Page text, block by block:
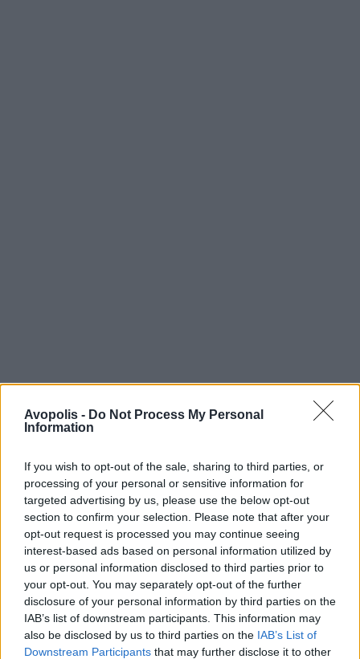
Avopolis - Do Not Process My Personal
Information
If you wish to opt-out of the sale, sharing to third parties, or
processing of your personal or sensitive information for
targeted advertising by us, please use the below opt-out
section to confirm your selection. Please note that after your
opt-out request is processed you may continue seeing
interest-based ads based on personal information utilized by
us or personal information disclosed to third parties prior to
your opt-out. You may separately opt-out of the further
disclosure of your personal information by third parties on the
IAB’s list of downstream participants. This information may
also be disclosed by us to third parties on the IAB’s List of
Downstream Participants that may further disclose it to other